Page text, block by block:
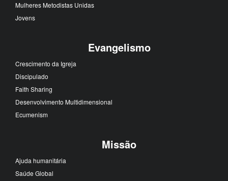
Mulheres Metodistas Unidas
Jovens
Evangelismo
Crescimento da Igreja
Discipulado
Faith Sharing
Desenvolvimento Multidimensional
Ecumenism
Missão
Ajuda humanitária
Saúde Global